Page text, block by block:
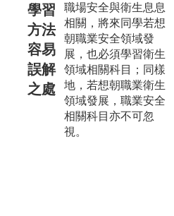
學習
方法
容易
誤解
之處
職場安全與衛生息息
相關，將來同學若想
朝職業安全領域發
展，也必須學習衛生
領域相關科目；同樣
地，若想朝職業衛生
領域發展，職業安全
相關科目亦不可忽
視。